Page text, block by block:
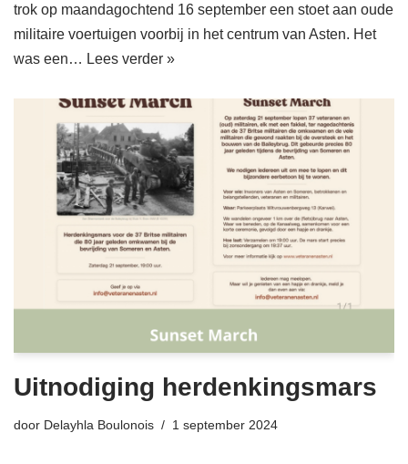
trok op maandagochtend 16 september een stoet aan oude
militaire voertuigen voorbij in het centrum van Asten. Het
was een… Lees verder »
Uitnodiging herdenkingsmars
door Delayhla Boulonois 1 september 2024